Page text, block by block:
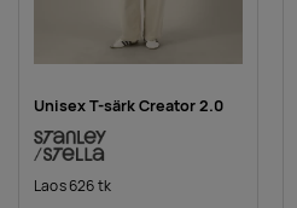
Unisex T-särk Creator 2.0
Laos 626 tk